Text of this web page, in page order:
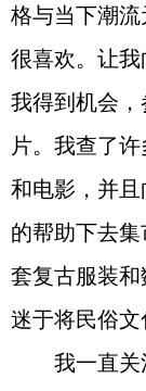
格与当下潮
很喜欢。让我
我得到机会
片。我查了
和电影，并
的帮助下去
套复古服装
迷于将民俗文
我一直关注